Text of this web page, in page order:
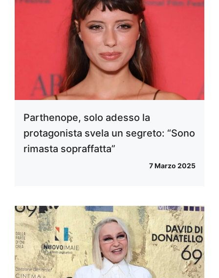
Parthenope, solo adesso la
protagonista svela un segreto: “Sono
rimasta sopraffatta”
7 Marzo 2025